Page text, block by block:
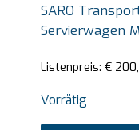
SARO
Servierwagen
Listenpreis: €
Vorrätig